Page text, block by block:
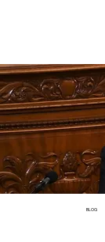
BLOG